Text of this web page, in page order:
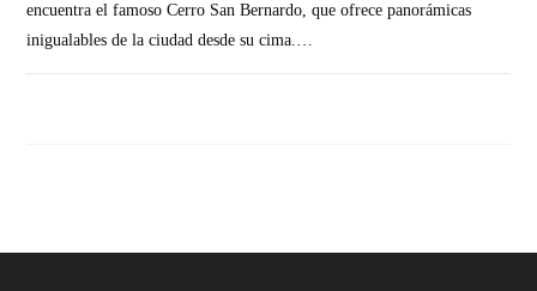
encuentra el famoso Cerro San Bernardo, que ofrece panorámicas
inigualables de la ciudad desde su cima.…